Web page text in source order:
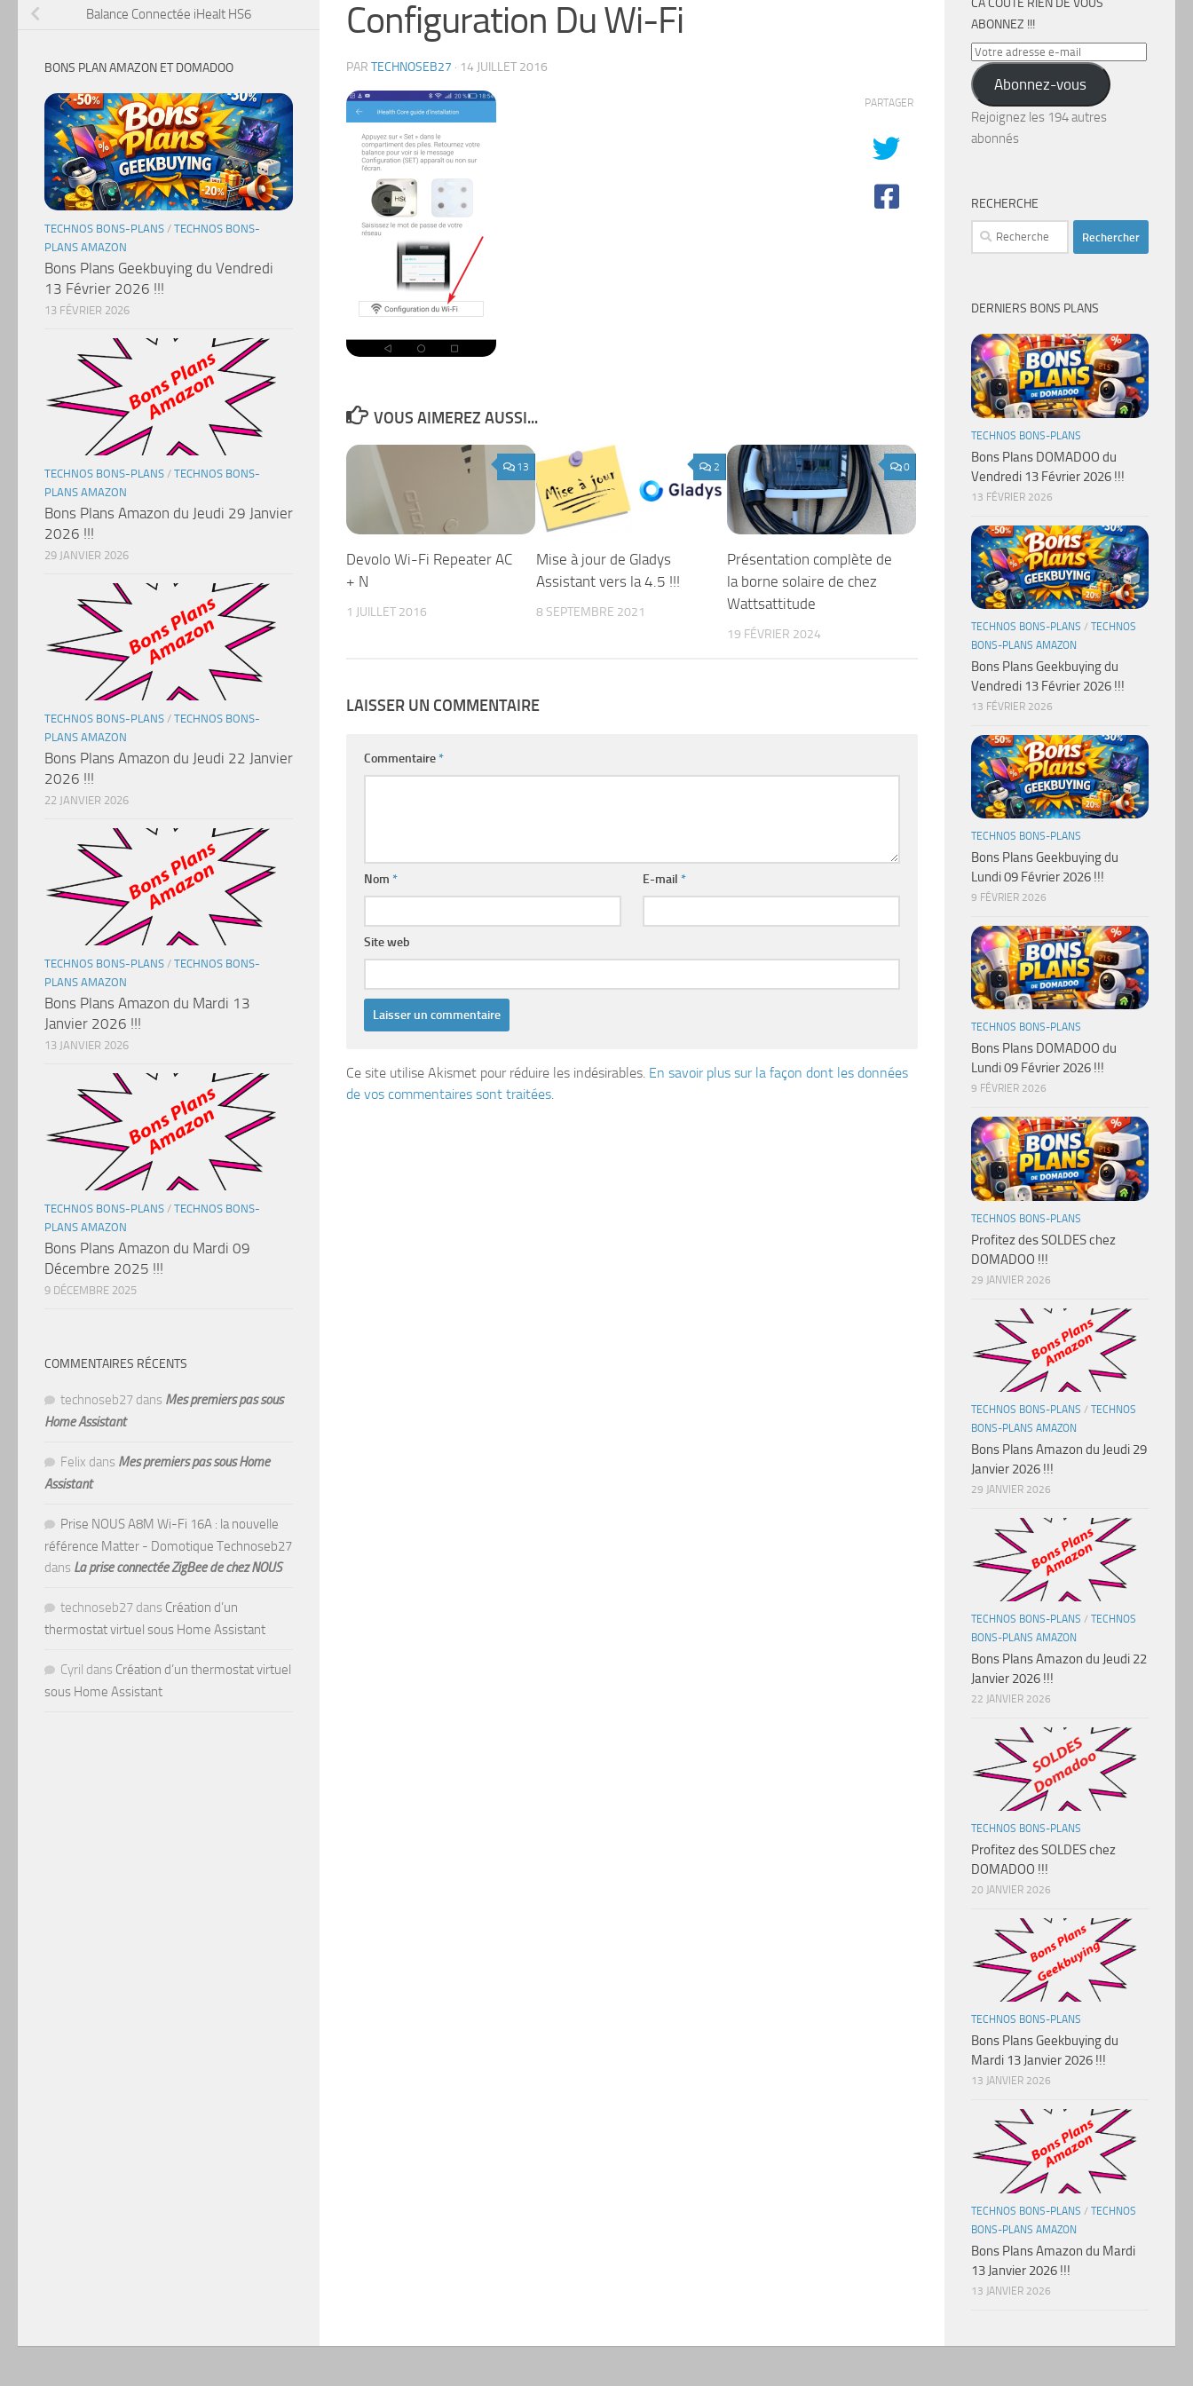
Configuration Du Wi-Fi
PAR TECHNOSEB27 · 14 JUILLET 2016
PARTAGER
VOUS AIMEREZ AUSSI...
13
Devolo Wi-Fi Repeater AC
+ N
1 JUILLET 2016
2
Mise à jour de Gladys
Assistant vers la 4.5 !!!
8 SEPTEMBRE 2021
0
Présentation complète de
la borne solaire de chez
Wattsattitude
19 FÉVRIER 2024
LAISSER UN COMMENTAIRE
Commentaire*
Nom * E-mail*
Site web
Ce site utilise Akismet pour réduire les indésirables. En savoir plus sur la façon dont les données
de vos commentaires sont traitées
Balance Connectée iHealt HS6
BONS PLAN AMAZON ET DOMADOO
TECHNOS BONS-PLANS / TECHNOS BONS-
PLANS AMAZON
Bons Plans Geekbuying du Vendredi
13 Février 2026 !!!
13 FÉVRIER 2026
TECHNOS BONS-PLANS / TECHNOS BONS-
PLANS AMAZON
Bons Plans Amazon du Jeudi 29 Janvier
2026 !!!
29 JANVIER 2026
TECHNOS BONS-PLANS / TECHNOS BONS-
PLANS AMAZON
Bons Plans Amazon du Jeudi 22 Janvier
2026 !!!
22 JANVIER 2026
TECHNOS BONS-PLANS / TECHNOS BONS-
PLANS AMAZON
Bons Plans Amazon du Mardi 13
Janvier 2026 !!!
13 JANVIER 2026
TECHNOS BONS-PLANS / TECHNOS BONS-
PLANS AMAZON
Bons Plans Amazon du Mardi 09
Décembre 2025 !!!
9 DÉCEMBRE 2025
COMMENTAIRES RÉCENTS
technoseb27 dans Mes premiers pas sous
Home Assistant
Felix dans Mes premiers pas sous Home
Assistant
Prise NOUS A8M Wi-Fi 16A : la nouvelle
référence Matter - Domotique Technoseb27
dans La prise connectée ZigBee de chez NOUS
technoseb27 dans Création d’un
thermostat virtuel sous Home Assistant
Cyril dans Création d’un thermostat virtuel
sous Home Assistant
CA COÛTE RIEN DE VOUS
ABONNEZ !!!
Votre
adresse
e-
mail
Abonnez-vous
Rejoignez les 194 autres
abonnés
RECHERCHE
Rechercher :
DERNIERS BONS PLANS
TECHNOS BONS-PLANS
Bons Plans DOMADOO du
Vendredi 13 Février 2026 !!!
13 FÉVRIER 2026
TECHNOS BONS-PLANS / TECHNOS
BONS-PLANS AMAZON
Bons Plans Geekbuying du
Vendredi 13 Février 2026 !!!
13 FÉVRIER 2026
TECHNOS BONS-PLANS
Bons Plans Geekbuying du
Lundi 09 Février 2026 !!!
9 FÉVRIER 2026
TECHNOS BONS-PLANS
Bons Plans DOMADOO du
Lundi 09 Février 2026 !!!
9 FÉVRIER 2026
TECHNOS BONS-PLANS
Profitez des SOLDES chez
DOMADOO !!!
29 JANVIER 2026
TECHNOS BONS-PLANS / TECHNOS
BONS-PLANS AMAZON
Bons Plans Amazon du Jeudi 29
Janvier 2026 !!!
29 JANVIER 2026
TECHNOS BONS-PLANS / TECHNOS
BONS-PLANS AMAZON
Bons Plans Amazon du Jeudi 22
Janvier 2026 !!!
22 JANVIER 2026
TECHNOS BONS-PLANS
Profitez des SOLDES chez
DOMADOO !!!
20 JANVIER 2026
TECHNOS BONS-PLANS
Bons Plans Geekbuying du
Mardi 13 Janvier 2026 !!!
13 JANVIER 2026
TECHNOS BONS-PLANS / TECHNOS
BONS-PLANS AMAZON
Bons Plans Amazon du Mardi
13 Janvier 2026 !!!
13 JANVIER 2026